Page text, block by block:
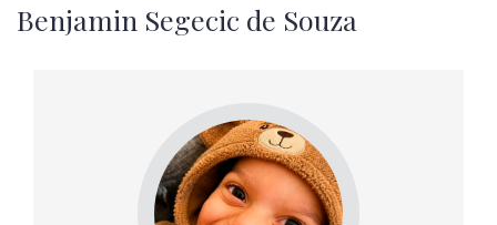
Benjamin Segecic de Souza